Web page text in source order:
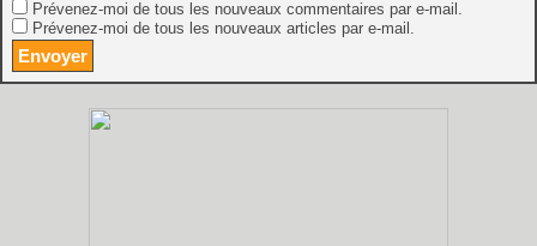
Prévenez-moi de tous les nouveaux commentaires par e-mail.
Prévenez-moi de tous les nouveaux articles par e-mail.